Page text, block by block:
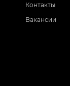
Контакты
Вакансии